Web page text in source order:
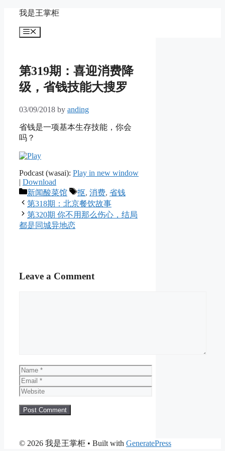
content
我是王掌柜
Menu
第319期：喜迎消费降
级，省钱技能大搜罗
03/09/2018 by anding
省钱是一项基本生存技能，你会
吗？
Podcast (wasai): Play in new window
| Download
Categories
新闻酸菜馆 Tags
抠, 消费, 省钱
第318期：北京餐饮故事
第320期 你不用那么伤心，结局
都是同城异地恋
Leave a Comment
Name
Email
Website
© 2026 我是王掌柜 • Built with GeneratePress